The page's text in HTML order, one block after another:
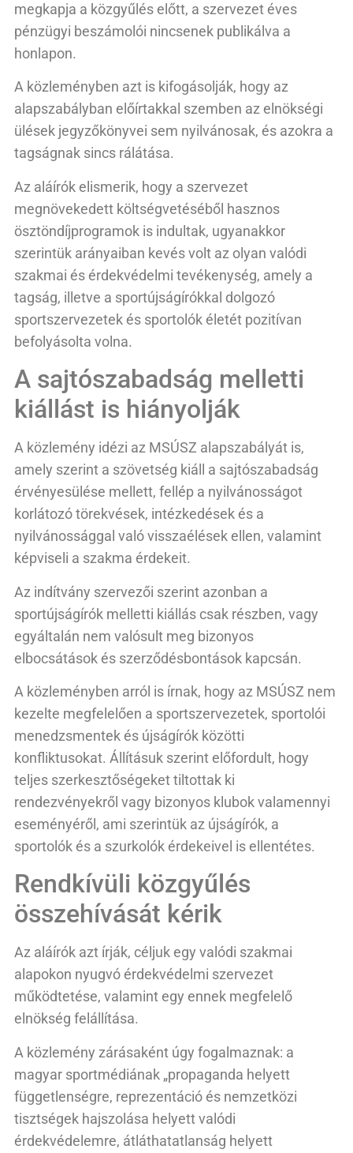
megkapja a közgyűlés előtt, a szervezet éves
pénzügyi beszámolói nincsenek publikálva a
honlapon.
A közleményben azt is kifogásolják, hogy az
alapszabályban előírtakkal szemben az elnökségi
ülések jegyzőkönyvei sem nyilvánosak, és azokra a
tagságnak sincs rálátása.
Az aláírók elismerik, hogy a szervezet
megnövekedett költségvetéséből hasznos
ösztöndíjprogramok is indultak, ugyanakkor
szerintük arányaiban kevés volt az olyan valódi
szakmai és érdekvédelmi tevékenység, amely a
tagság, illetve a sportújságírókkal dolgozó
sportszervezetek és sportolók életét pozitívan
befolyásolta volna.
A sajtószabadság melletti
kiállást is hiányolják
A közlemény idézi az MSÚSZ alapszabályát is,
amely szerint a szövetség kiáll a sajtószabadság
érvényesülése mellett, fellép a nyilvánosságot
korlátozó törekvések, intézkedések és a
nyilvánossággal való visszaélések ellen, valamint
képviseli a szakma érdekeit.
Az indítvány szervezői szerint azonban a
sportújságírók melletti kiállás csak részben, vagy
egyáltalán nem valósult meg bizonyos
elbocsátások és szerződésbontások kapcsán.
A közleményben arról is írnak, hogy az MSÚSZ nem
kezelte megfelelően a sportszervezetek, sportolói
menedzsmentek és újságírók közötti
konfliktusokat. Állításuk szerint előfordult, hogy
teljes szerkesztőségeket tiltottak ki
rendezvényekről vagy bizonyos klubok valamennyi
eseményéről, ami szerintük az újságírók, a
sportolók és a szurkolók érdekeivel is ellentétes.
Rendkívüli közgyűlés
összehívását kérik
Az aláírók azt írják, céljuk egy valódi szakmai
alapokon nyugvó érdekvédelmi szervezet
működtetése, valamint egy ennek megfelelő
elnökség felállítása.
A közlemény zárásaként úgy fogalmaznak: a
magyar sportmédiának „propaganda helyett
függetlenségre, reprezentáció és nemzetközi
tisztségek hajszolása helyett valódi
érdekvédelemre, átláthatatlanság helyett